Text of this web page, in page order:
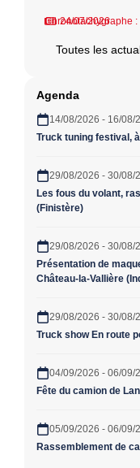
24/07/2026
Chronotachygraphe :
Toutes les
Agenda
14/08/2026 - 16/08/
Truck tuning festival,
29/08/2026 - 30/08/
Les fous du volant,
(Finistère)
29/08/2026 - 30/08/
Présentation de
Château-la-Vallière
29/08/2026 - 30/08/
Truck show En route
04/09/2026 - 06/09/
Fête du camion de
05/09/2026 - 06/09/
Rassemblement de